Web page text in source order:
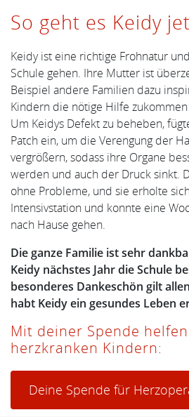
So geht es Keidy
Keidy ist eine richtige Frohnatur
Schule gehen. Ihre Mutter ist
Beispiel andere Familien dazu
Kindern die nötige Hilfe zukommen
Um Keidys Defekt zu beheben,
Patch ein, um die Verengung der
vergrößern, sodass ihre Organe
werden und auch der Druck sinkt.
ohne Probleme, und sie erholte
Intensivstation und konnte eine
nach Hause gehen.
Die ganze Familie ist sehr
Keidy nächstes Jahr die Schule
besonderes Dankeschön gilt
habt Keidy ein gesundes Leben
Mit deiner Spende
herzkranken Kindern:
Deine Spende für